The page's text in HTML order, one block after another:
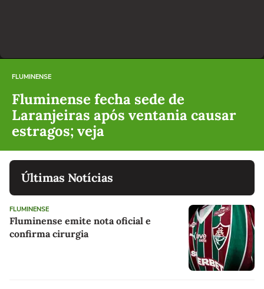
FLUMINENSE
Fluminense fecha sede de
Laranjeiras após ventania causar
estragos; veja
Últimas Notícias
FLUMINENSE
Fluminense emite nota oficial e
confirma cirurgia